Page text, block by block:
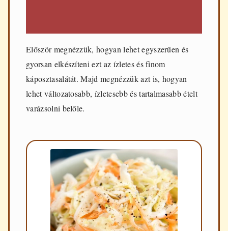
Először megnézzük, hogyan lehet egyszerűen és
gyorsan elkészíteni ezt az ízletes és finom
káposztasalátát. Majd megnézzük azt is, hogyan
lehet változatosabb, ízletesebb és tartalmasabb ételt
varázsolni belőle.